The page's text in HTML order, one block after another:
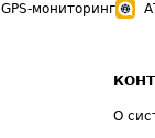
GPS-мониторинг
О